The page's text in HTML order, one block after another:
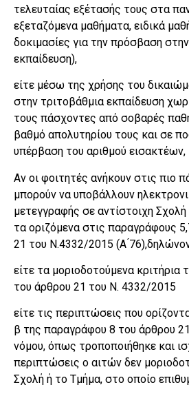
τελευταίας εξέτασής τους στα
εξεταζόμενα μαθήματα, ειδικά
δοκιμασίες για την πρόσβαση
εκπαίδευση),
είτε μέσω της χρήσης του
στην τριτοβάθμια εκπαίδευση
τους πάσχοντες από σοβαρές
βαθμό απολυτηρίου τους και σε
υπέρβαση του αριθμού εισακτέων,
Αν οι φοιτητές ανήκουν στις πιο
μπορούν να υποβάλλουν
μετεγγραφής σε αντίστοιχη
τα οριζόμενα στις παραγράφους
21 του Ν.4332/2015 (Α
είτε τα μοριοδοτούμενα
του άρθρου 21 του Ν. 4332/2015
είτε τις περιπτώσεις που
β της παραγράφου 8 του άρθρου
νόμου, όπως τροποποιήθηκε και
περιπτώσεις ο αιτών δεν
Σχολή ή το Τμήμα, στο οποίο